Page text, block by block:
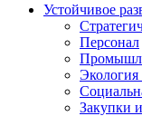
Устойчивое
Персонал
Закупки